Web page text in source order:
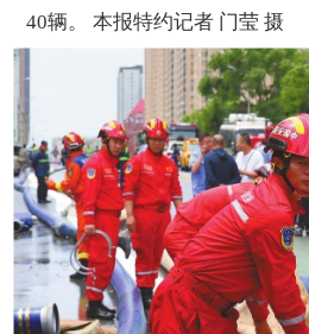
40辆。 本报特约记者 门莹 摄